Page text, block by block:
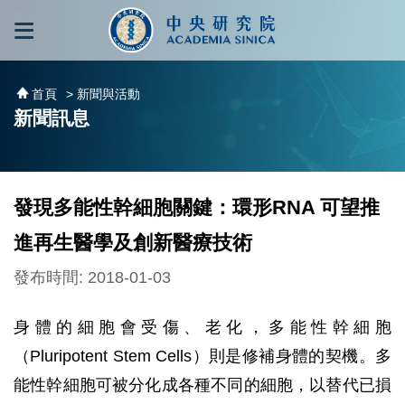
跳到主要內容區塊
首頁 > 新聞與活動
新聞訊息
發現多能性幹細胞關鍵：環形RNA 可望推
進再生醫學及創新醫療技術
發布時間: 2018-01-03
身體的細胞會受傷、老化，多能性幹細胞
（Pluripotent Stem Cells）則是修補身體的契機。多
能性幹細胞可被分化成各種不同的細胞，以替代已損